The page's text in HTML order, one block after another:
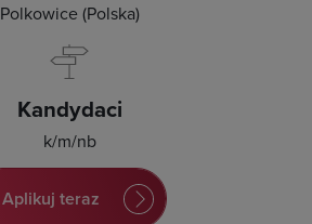
Polkowice (Polska)
Kandydaci
k/m/nb
Aplikuj teraz